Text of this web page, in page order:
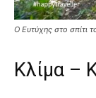
Ο Ευτύχης στο σπίτι
Κλίμα –